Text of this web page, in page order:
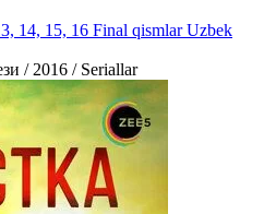
14, 15, 16 Final qismlar Uzbek
/ 2016 / Seriallar